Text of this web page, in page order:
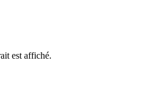
est affiché.